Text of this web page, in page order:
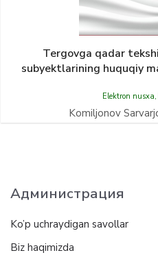
Tergovga qadar
subyektlarining huquqiy
Elektron nusxa,
Komiljonov
Администрация
Ko’p uchraydigan savollar
Biz haqimizda